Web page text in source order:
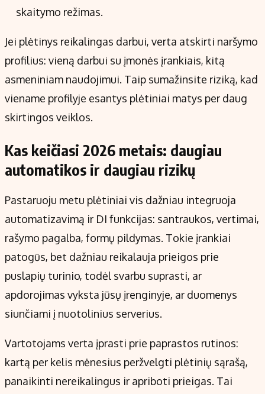
skaitymo režimas.
Jei plėtinys reikalingas darbui, verta atskirti naršymo
profilius: vieną darbui su įmonės įrankiais, kitą
asmeniniam naudojimui. Taip sumažinsite riziką, kad
viename profilyje esantys plėtiniai matys per daug
skirtingos veiklos.
Kas keičiasi 2026 metais: daugiau
automatikos ir daugiau rizikų
Pastaruoju metu plėtiniai vis dažniau integruoja
automatizavimą ir DI funkcijas: santraukos, vertimai,
rašymo pagalba, formų pildymas. Tokie įrankiai
patogūs, bet dažniau reikalauja prieigos prie
puslapių turinio, todėl svarbu suprasti, ar
apdorojimas vyksta jūsų įrenginyje, ar duomenys
siunčiami į nuotolinius serverius.
Vartotojams verta įprasti prie paprastos rutinos:
kartą per kelis mėnesius peržvelgti plėtinių sąrašą,
panaikinti nereikalingus ir apriboti prieigas. Tai